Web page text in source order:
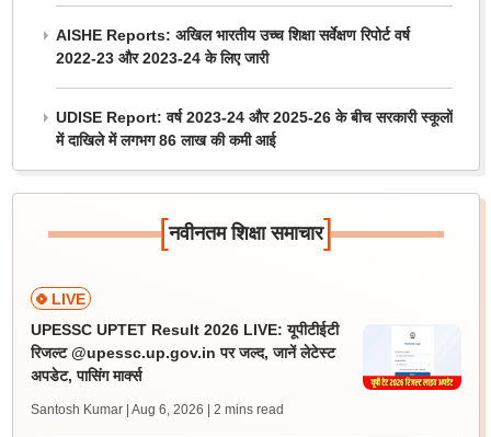
AISHE Reports: अखिल भारतीय उच्च शिक्षा सर्वेक्षण रिपोर्ट वर्ष
2022-23 और 2023-24 के लिए जारी
UDISE Report: वर्ष 2023-24 और 2025-26 के बीच सरकारी स्कूलों
में दाखिले में लगभग 86 लाख की कमी आई
[नवीनतम शिक्षा समाचार]
LIVE
UPESSC UPTET Result 2026 LIVE: यूपीटीईटी
रिजल्ट @upessc.up.gov.in पर जल्द, जानें लेटेस्ट
अपडेट, पासिंग मार्क्स
Santosh Kumar | Aug 6, 2026 | 2 mins read